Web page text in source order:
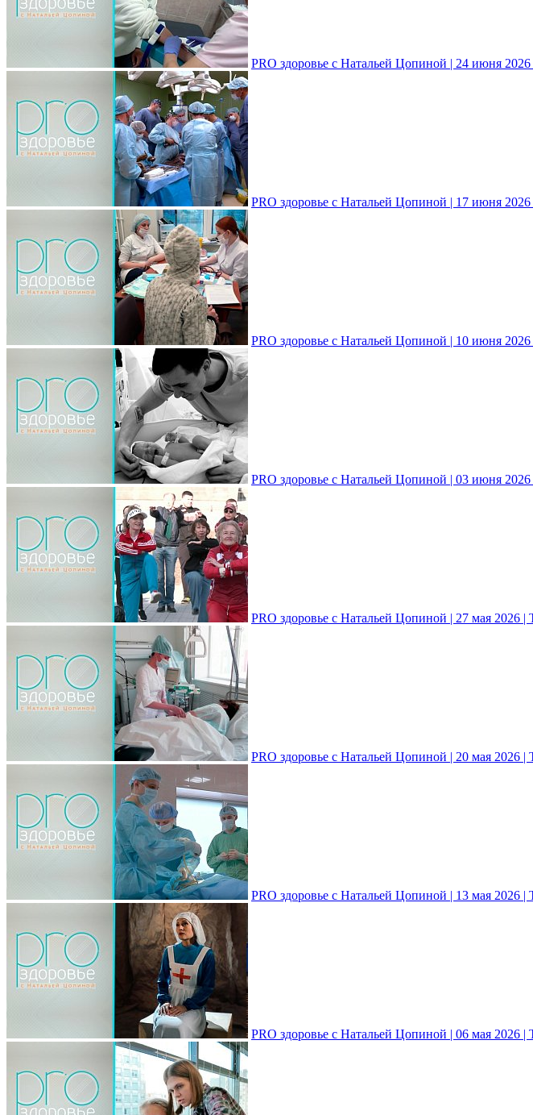
PRO здоровье с Натальей Цопиной | 24 июня
PRO здоровье с Натальей Цопиной | 17 июня
PRO здоровье с Натальей Цопиной | 10 июня
PRO здоровье с Натальей Цопиной | 03 июня
PRO здоровье с Натальей Цопиной | 27 мая 2026
PRO здоровье с Натальей Цопиной | 20 мая 2026
PRO здоровье с Натальей Цопиной | 13 мая 2026
PRO здоровье с Натальей Цопиной | 06 мая 2026